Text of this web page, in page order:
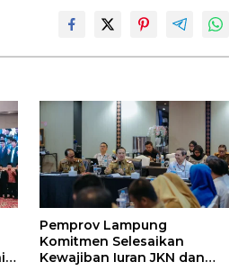
Pemprov Lampung
Komitmen Selesaikan
Kewajiban Iuran JKN dan